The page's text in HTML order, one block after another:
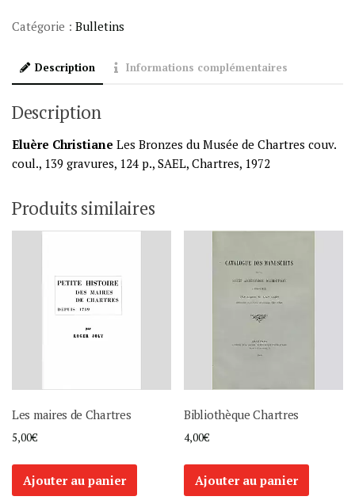
Bronzes
Musée
Catégorie : Bulletins
Description Informations complémentaires
Description
Eluère Christiane Les Bronzes du Musée de Chartres couv.
coul., 139 gravures, 124 p., SAEL, Chartres, 1972
Produits similaires
Les maires de Chartres
5,00€
Ajouter au panier
Bibliothèque Chartres
4,00€
Ajouter au panier